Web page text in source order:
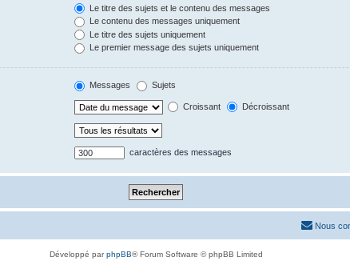
Le titre des sujets et le contenu des messages
Le contenu des messages uniquement
Le titre des sujets uniquement
Le premier message des sujets uniquement
Messages Sujets
Croissant Décroissant
caractères des messages
Nous
Développé parphpBB® Forum Software © phpBB Limited